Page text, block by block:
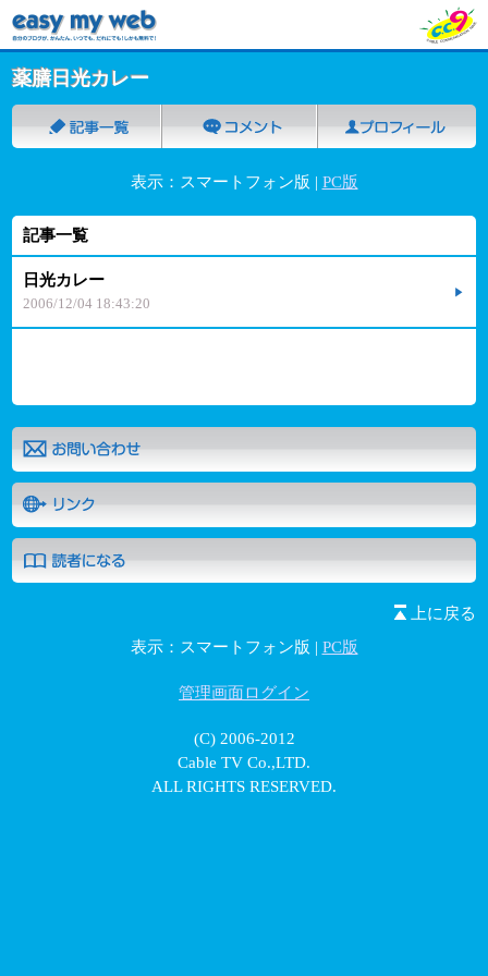
薬膳日光カレー
表示：スマートフォン版 | PC版
記事一覧
日光カレー
2006/12/04 18:43:20
上に戻る
表示：スマートフォン版 | PC版
管理画面ログイン
(C) 2006-2012
Cable TV Co.,LTD.
ALL RIGHTS RESERVED.